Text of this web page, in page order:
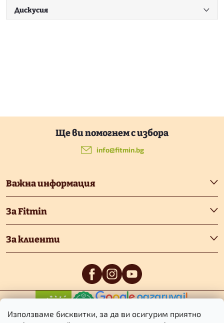
Използваме бисквитки, за да ви осигурим приятно
Дискусия
т
е
р
Важна информация
За Fitmin
За клиенти
info@fitmin.bg